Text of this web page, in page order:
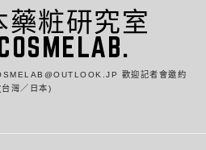
藥粧研究室
歡迎記者會邀約
台灣／日本)